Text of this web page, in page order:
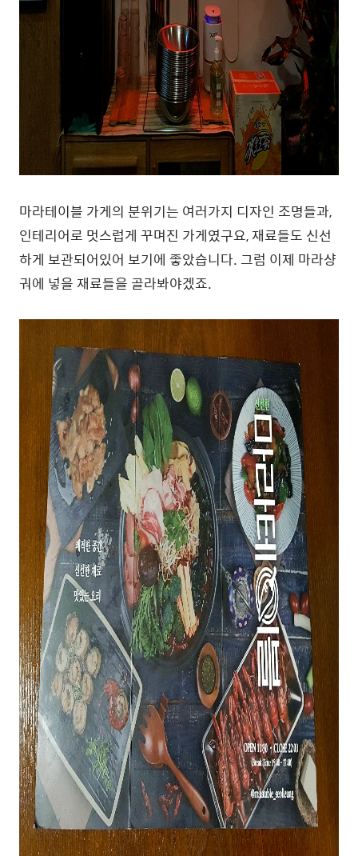
마라테이블 가게의 분위기는 여러가지 디자인 조명들과,
인테리어로 멋스럽게 꾸며진 가게였구요, 재료들도 신선
하게 보관되어있어 보기에 좋았습니다. 그럼 이제 마라샹
궈에 넣을 재료들을 골라봐야겠죠.